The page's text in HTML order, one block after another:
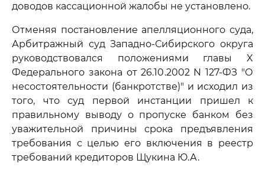
доводов кассационной жалобы не установлено.
Отменяя постановление апелляционного суда,
Арбитражный суд Западно-Сибирского округа
руководствовался положениями главы X
Федерального закона от 26.10.2002 N 127-ФЗ "О
несостоятельности (банкротстве)" и исходил из
того, что суд первой инстанции пришел к
правильному выводу о пропуске банком без
уважительной причины срока предъявления
требования с целью его включения в реестр
требований кредиторов Щукина Ю.А.